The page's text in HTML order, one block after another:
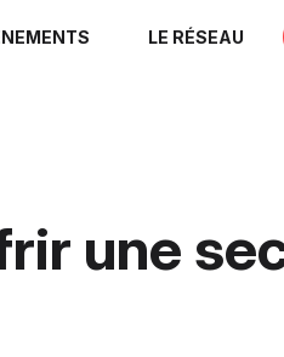
LE RÉSEAU
une